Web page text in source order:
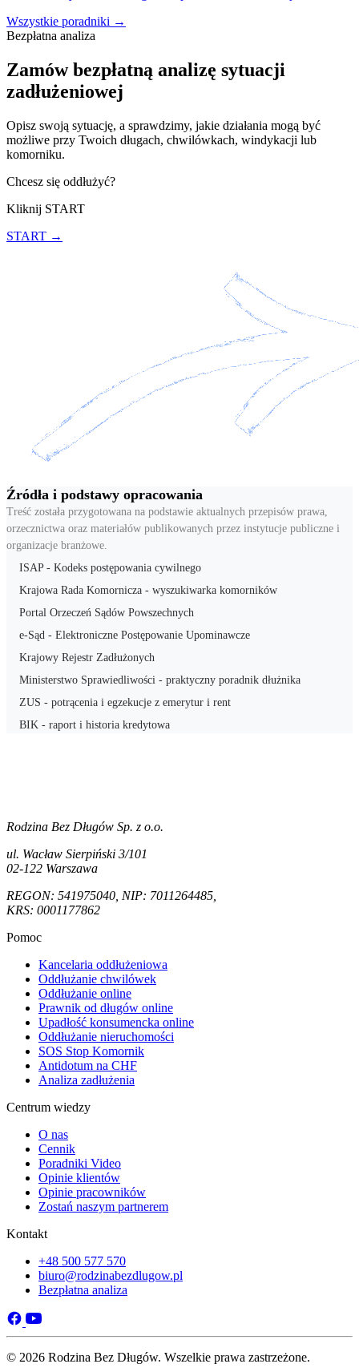
Wszystkie poradniki →
Bezpłatna analiza
Zamów bezpłatną analizę sytuacji
zadłużeniowej
Opisz swoją sytuację, a sprawdzimy, jakie działania mogą być
możliwe przy Twoich długach, chwilówkach, windykacji lub
komorniku.
Chcesz się oddłużyć?
Kliknij START
START →
Źródła i podstawy opracowania
Treść została przygotowana na podstawie aktualnych przepisów prawa,
orzecznictwa oraz materiałów publikowanych przez instytucje publiczne i
organizacje branżowe.
ISAP - Kodeks postępowania cywilnego
Krajowa Rada Komornicza - wyszukiwarka komorników
Portal Orzeczeń Sądów Powszechnych
e-Sąd - Elektroniczne Postępowanie Upominawcze
Krajowy Rejestr Zadłużonych
Ministerstwo Sprawiedliwości - praktyczny poradnik dłużnika
ZUS - potrącenia i egzekucje z emerytur i rent
BIK - raport i historia kredytowa
Rodzina Bez Długów Sp. z o.o.
ul. Wacław Sierpiński 3/101
02-122 Warszawa
REGON: 541975040, NIP: 7011264485,
KRS: 0001177862
Pomoc
Kancelaria oddłużeniowa
Oddłużanie chwilówek
Oddłużanie online
Prawnik od długów online
Upadłość konsumencka online
Oddłużanie nieruchomości
SOS Stop Komornik
Antidotum na CHF
Analiza zadłużenia
Centrum wiedzy
O nas
Cennik
Poradniki Video
Opinie klientów
Opinie pracowników
Zostań naszym partnerem
Kontakt
+48 500 577 570
biuro@rodzinabezdlugow.pl
Bezpłatna analiza
© 2026 Rodzina Bez Długów. Wszelkie prawa zastrzeżone.